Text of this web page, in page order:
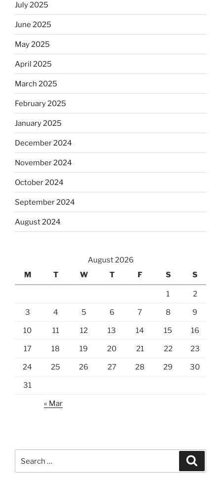
July 2025
June 2025
May 2025
April 2025
March 2025
February 2025
January 2025
December 2024
November 2024
October 2024
September 2024
August 2024
August 2026
M
T W T F S S
1 2
3 4 5 6 7 8 9
10 11 12 13 14 15 16
17 18 19 20 21 22 23
24 25 26 27 28 29 30
31
« Mar
for: